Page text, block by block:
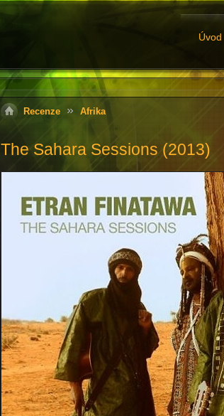
Úvod
Recenze Afrika
The Sahara Sessions (2013)